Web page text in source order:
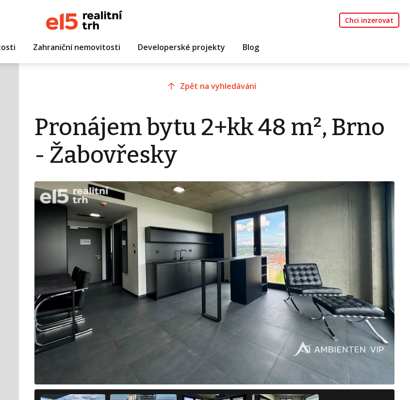
Chci inzerovat
Zahraniční nemovitosti Developerské projekty Blog
Zpět na vyhledávání
Pronájem bytu 2+kk 48 m², Brno
- Žabovřesky